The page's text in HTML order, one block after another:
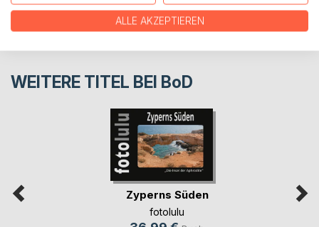
WEITERE TITEL BEI BoD
Zyperns Süden
fotolulu
ALLE AKZEPTIEREN